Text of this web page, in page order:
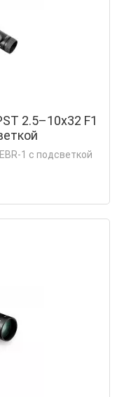
2.5–10x32 F1
1 с подсветкой